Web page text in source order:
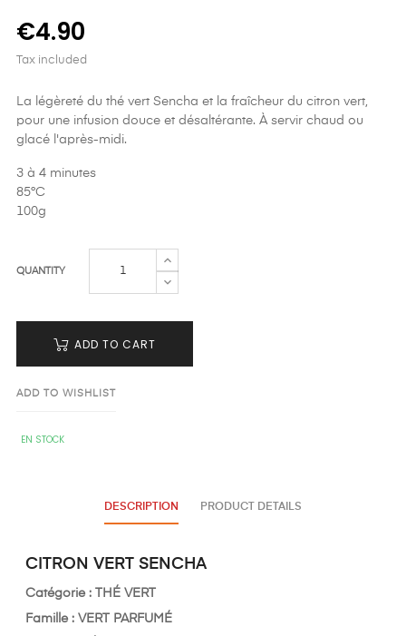
€4.90
Tax included
La légèreté du thé vert Sencha et la fraîcheur du citron vert,
pour une infusion douce et désaltérante. À servir chaud ou
glacé l'après-midi.
3 à 4 minutes
85°C
100g
QUANTITY
ADD TO CART
ADD TO WISHLIST
EN STOCK
DESCRIPTION PRODUCT DETAILS
CITRON VERT SENCHA
Catégorie : THÉ VERT
Famille : VERT PARFUMÉ